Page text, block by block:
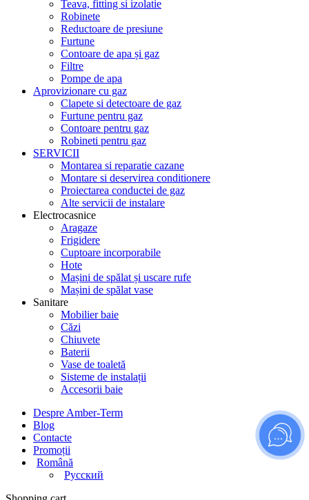
Teava, fitting si izolatie
Robinete
Reductoare de presiune
Furtune
Contoare de apa și gaz
Filtre
Pompe de apa
Aprovizionare cu gaz
Clapete si detectoare de gaz
Furtune pentru gaz
Contoare pentru gaz
Robineti pentru gaz
SERVICII
Montarea si reparatie cazane
Montare si deservirea conditionere
Proiectarea conductei de gaz
Alte servicii de instalare
Electrocasnice
Aragaze
Frigidere
Cuptoare incorporabile
Hote
Mașini de spălat și uscare rufe
Mașini de spălat vase
Sanitare
Mobilier baie
Căzi
Chiuvete
Baterii
Vase de toaletă
Sisteme de instalații
Accesorii baie
Despre Amber-Term
Blog
Contacte
Promoții
Română
Русский